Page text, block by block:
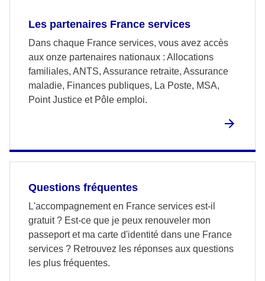
Les partenaires France services
Dans chaque France services, vous avez accès
aux onze partenaires nationaux : Allocations
familiales, ANTS, Assurance retraite, Assurance
maladie, Finances publiques, La Poste, MSA,
Point Justice et Pôle emploi.
Questions fréquentes
L'accompagnement en France services est-il
gratuit ? Est-ce que je peux renouveler mon
passeport et ma carte d'identité dans une France
services ? Retrouvez les réponses aux questions
les plus fréquentes.